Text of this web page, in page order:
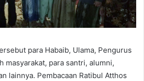
para Habaib, Ulama, Pengurus
masyarakat, para santri, alumni,
lainnya. Pembacaan Ratibul Atthos